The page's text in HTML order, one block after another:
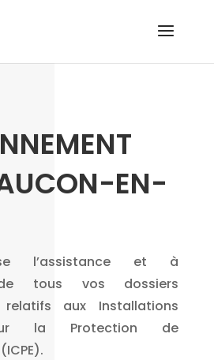
EN-
l’assistance et à
de tous vos dossiers
relatifs aux Installations
la Protection de